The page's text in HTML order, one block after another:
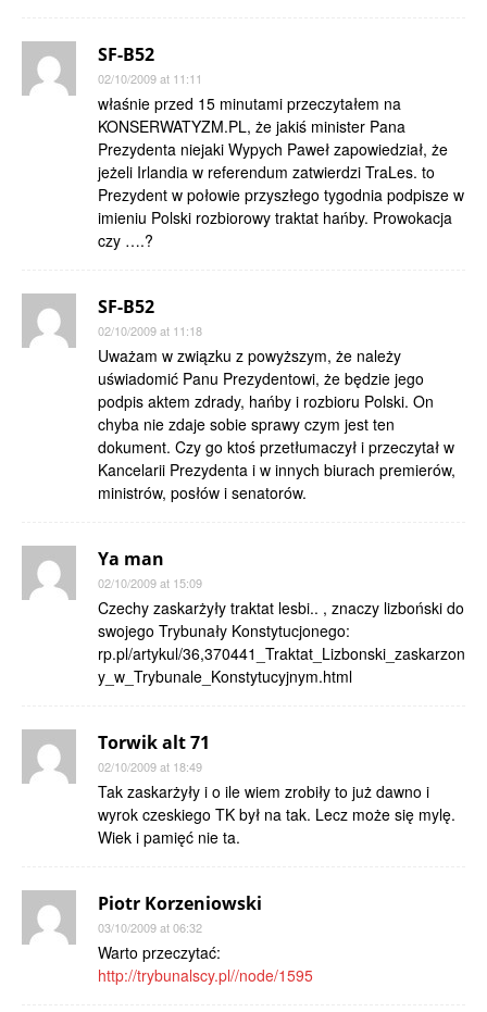
SF-B52
02/10/2009 at 11:11
właśnie przed 15 minutami przeczytałem na
KONSERWATYZM.PL, że jakiś minister Pana
Prezydenta niejaki Wypych Paweł zapowiedział, że
jeżeli Irlandia w referendum zatwierdzi TraLes. to
Prezydent w połowie przyszłego tygodnia podpisze w
imieniu Polski rozbiorowy traktat hańby. Prowokacja
czy ….?
SF-B52
02/10/2009 at 11:18
Uważam w związku z powyższym, że należy
uświadomić Panu Prezydentowi, że będzie jego
podpis aktem zdrady, hańby i rozbioru Polski. On
chyba nie zdaje sobie sprawy czym jest ten
dokument. Czy go ktoś przetłumaczył i przeczytał w
Kancelarii Prezydenta i w innych biurach premierów,
ministrów, posłów i senatorów.
Ya man
02/10/2009 at 15:09
Czechy zaskarżyły traktat lesbi.. , znaczy lizboński do
swojego Trybunały Konstytucjonego:
rp.pl/artykul/36,370441_Traktat_Lizbonski_zaskarzon
y_w_Trybunale_Konstytucyjnym.html
Torwik alt 71
02/10/2009 at 18:49
Tak zaskarżyły i o ile wiem zrobiły to już dawno i
wyrok czeskiego TK był na tak. Lecz może się mylę.
Wiek i pamięć nie ta.
Piotr Korzeniowski
03/10/2009 at 06:32
Warto przeczytać:
http://trybunalscy.pl//node/1595